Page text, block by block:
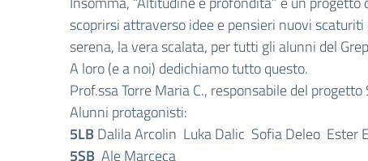
scoprirsi attraverso idee e pensieri nuovi
serena, la vera scalata, per tutti gli alunni del
A loro (e a noi) dedichiamo tutto questo.
Prof.ssa Torre Maria C., responsabile del
Alunni protagonisti:
5LBDalila Arcolin Luka Dalic Sofia Deleo Ester
5SB Ale Marceca